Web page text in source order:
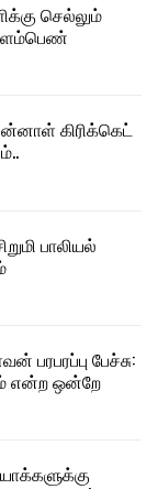
செல்லும்
கிரிக்கெட்
பாலியல்
பரபரப்பு பேச்சு:
என்ற ஒன்றே